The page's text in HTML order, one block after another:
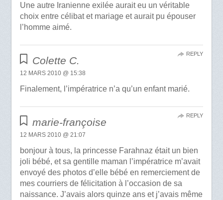
Une autre Iranienne exilée aurait eu un véritable
choix entre célibat et mariage et aurait pu épouser
l’homme aimé.
Colette C.
12 MARS 2010 @ 15:38
Finalement, l’impératrice n’a qu’un enfant marié.
REPLY
marie-françoise
12 MARS 2010 @ 21:07
bonjour à tous, la princesse Farahnaz était un bien
joli bébé, et sa gentille maman l’impératrice m’avait
envoyé des photos d’elle bébé en remerciement de
mes courriers de félicitation à l’occasion de sa
naissance. J’avais alors quinze ans et j’avais même
REPLY